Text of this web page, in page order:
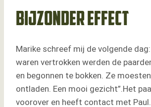
Bijzonder effect
Marike schreef mij de volgende
waren vertrokken werden de
en begonnen te bokken. Ze
ontladen. Een mooi gezicht”.Het
voorover en heeft contact met